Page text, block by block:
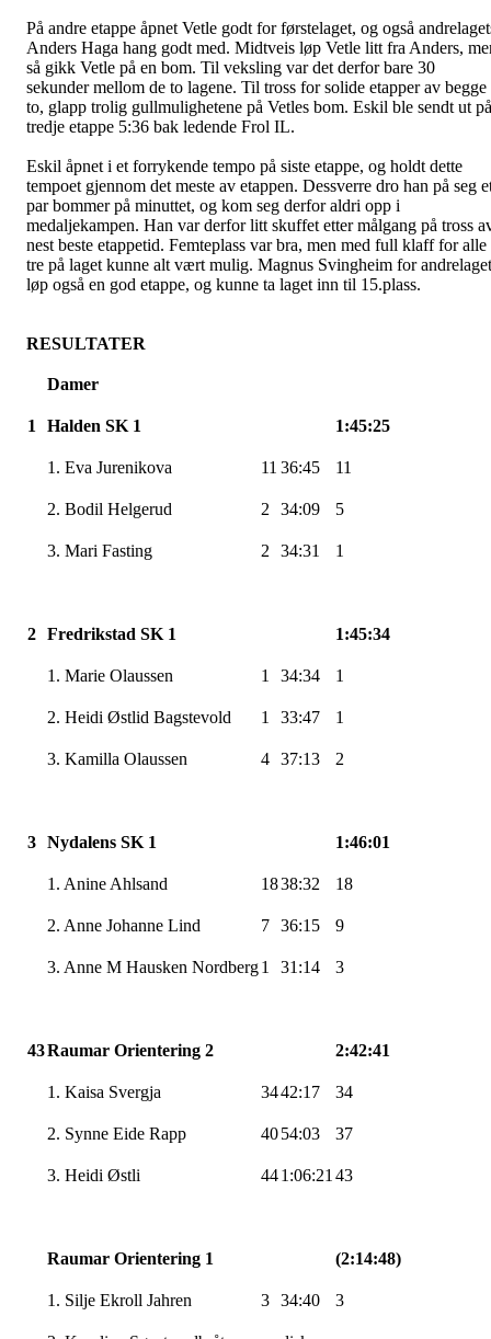
På andre etappe åpnet Vetle godt for førstelaget, og også
Anders Haga hang godt med. Midtveis løp Vetle litt fra Anders,
så gikk Vetle på en bom. Til veksling var det derfor bare 30
sekunder mellom de to lagene. Til tross for solide etapper av begge
to, glapp trolig gullmulighetene på Vetles bom. Eskil ble sendt ut på
tredje etappe 5:36 bak ledende Frol IL.
Eskil åpnet i et forrykende tempo på siste etappe, og holdt dette
tempoet gjennom det meste av etappen. Dessverre dro han på seg
par bommer på minuttet, og kom seg derfor aldri opp i
medaljekampen. Han var derfor litt skuffet etter målgang på tross
nest beste etappetid. Femteplass var bra, men med full klaff for alle
tre på laget kunne alt vært mulig. Magnus Svingheim for andrelaget
løp også en god etappe, og kunne ta laget inn til 15.plass.
RESULTATER
Damer
1 Halden SK 1 1:45:25
1. Eva Jurenikova 11 36:45 11
2. Bodil Helgerud 2 34:09 5
3. Mari Fasting 2 34:31 1
2 Fredrikstad SK 1 1:45:34
1. Marie Olaussen 1 34:34 1
2. Heidi Østlid Bagstevold 1 33:47 1
3. Kamilla Olaussen 4 37:13 2
3 Nydalens SK 1 1:46:01
1. Anine Ahlsand 1838:32 18
2. Anne Johanne Lind 7 36:15 9
3. Anne M Hausken Nordberg1 31:14 3
43Raumar Orientering 2 2:42:41
1. Kaisa Svergja 3442:17 34
2. Synne Eide Rapp 4054:03 37
3. Heidi Østli 441:06:21 43
Raumar Orientering 1 (2:14:48)
1. Silje Ekroll Jahren 3 34:40 3